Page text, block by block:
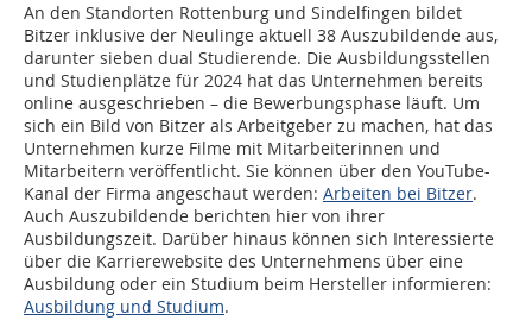
An den Standorten Rottenburg und Sindelfingen bildet
Bitzer inklusive der Neulinge aktuell 38 Auszubildende aus,
darunter sieben dual Studierende. Die Ausbildungsstellen
und Studienplätze für 2024 hat das Unternehmen bereits
online ausgeschrieben – die Bewerbungsphase läuft. Um
sich ein Bild von Bitzer als Arbeitgeber zu machen, hat das
Unternehmen kurze Filme mit Mitarbeiterinnen und
Mitarbeitern veröffentlicht. Sie können über den YouTube-
Kanal der Firma angeschaut werden: Arbeiten bei Bitzer.
Auch Auszubildende berichten hier von ihrer
Ausbildungszeit. Darüber hinaus können sich Interessierte
über die Karrierewebsite des Unternehmens über eine
Ausbildung oder ein Studium beim Hersteller informieren:
Ausbildung und Studium.